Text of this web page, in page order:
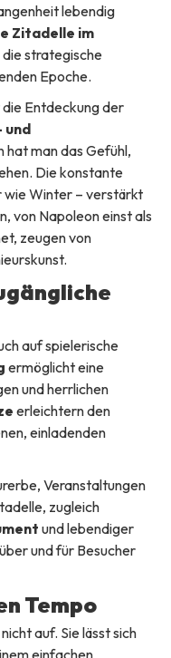
lebendig
Zitadelle im
strategische
Epoche.
Entdeckung der
und
hat man das Gefühl,
Die konstante
wie Winter – verstärkt
von Napoleon einst als
zeugen von
auf spielerische
ermöglicht eine
und herrlichen
erleichtern den
einladenden
Veranstaltungen
zugleich
und lebendiger
und für Besucher
Tempo
auf. Sie lässt sich
einfachen